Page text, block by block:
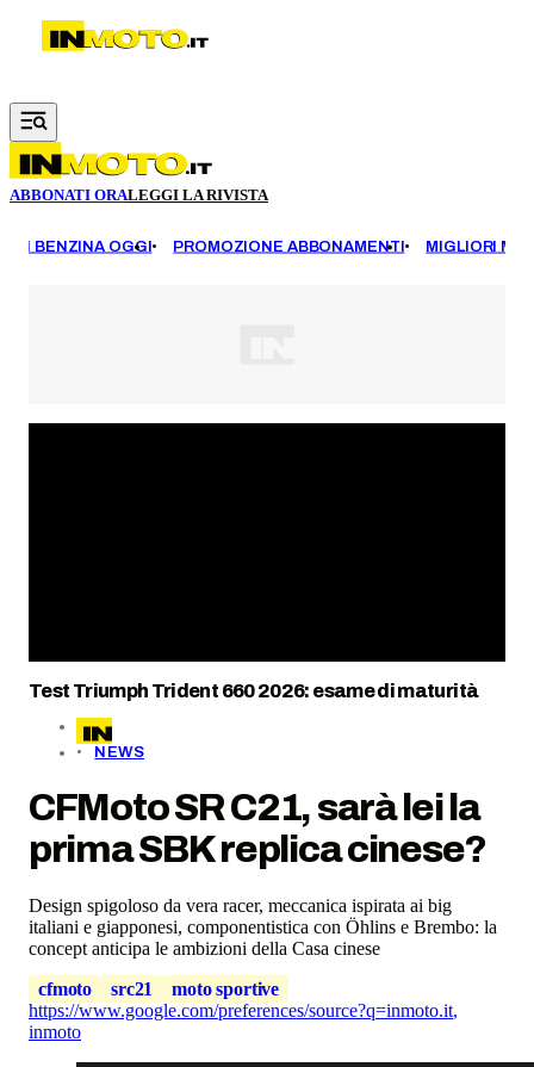
Vai al contenuto principale
ABBONATI ORALEGGI LA RIVISTA
BENZINA OGGI PROMOZIONE ABBONAMENTI MIGLIORI
Test Triumph Trident 660 2026: esame di maturità
NEWS
CFMoto SR C21, sarà lei la
prima SBK replica cinese?
Design spigoloso da vera racer, meccanica ispirata ai big
italiani e giapponesi, componentistica con Öhlins e Brembo: la
concept anticipa le ambizioni della Casa cinese
cfmoto
src21
moto sportive
https://www.google.com/preferences/source?q=inmoto.it,
inmoto